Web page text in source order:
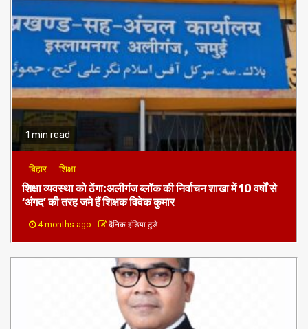
1 min read
बिहार शिक्षा
शिक्षा व्यवस्था को ठेंगा:अलीगंज ब्लॉक की निर्वाचन शाखा में 10 वर्षों से
‘अंगद’ की तरह जमे हैं शिक्षक विवेक कुमार
4 months ago दैनिक इंडिया टुडे